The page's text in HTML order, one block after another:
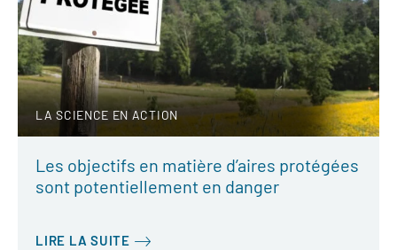
LA SCIENCE EN ACTION
Les objectifs en matière d’aires protégées
sont potentiellement en danger
LIRE LA SUITE